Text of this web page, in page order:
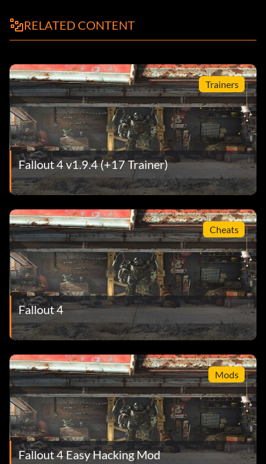
RELATED CONTENT
Trainers
Fallout 4 v1.9.4 (+17 Trainer)
Cheats
Fallout 4
Mods
Fallout 4 Easy Hacking Mod